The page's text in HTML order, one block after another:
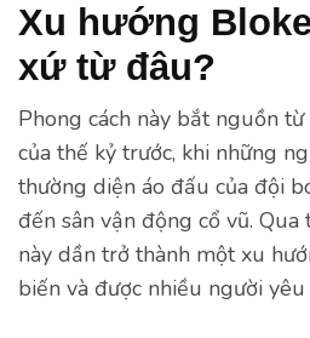
Xu hướng
xứ từ đâu?
Phong cách này bắt nguồn
của thế kỷ trước, khi những
thường diện áo đấu của đội
đến sân vận động cổ vũ. Qua
này dần trở thành một xu
biến và được nhiều người yêu